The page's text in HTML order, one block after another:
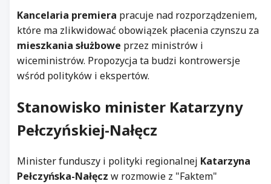
Kancelaria premiera pracuje nad rozporządzeniem,
które ma zlikwidować obowiązek płacenia czynszu za
mieszkania służbowe przez ministrów i
wiceministrów. Propozycja ta budzi kontrowersje
wśród polityków i ekspertów.
Stanowisko minister Katarzyny
Pełczyńskiej-Nałęcz
Minister funduszy i polityki regionalnej Katarzyna
Pełczyńska-Nałęcz w rozmowie z "Faktem"